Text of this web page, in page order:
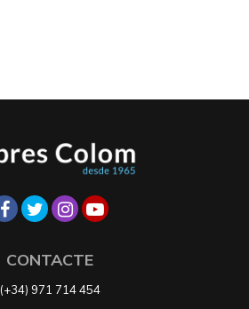
CONTACTE
(+34) 971 714 454